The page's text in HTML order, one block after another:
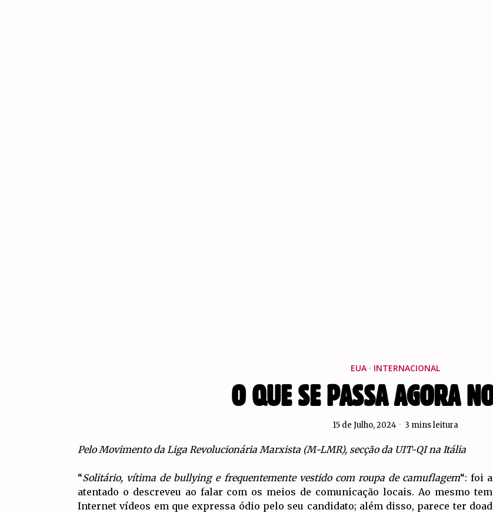
EUA · INTERNACIONAL
O QUE SE PASSA AGORA
15 de Julho, 2024 3 mins leitura
Pelo Movimento da Liga Revolucionária Marxista (M-LMR), secção da UIT-QI na Itália
“Solitário, vítima de bullying e frequentemente vestido com roupa de camuflagem“: foi
atentado o descreveu ao falar com os meios de comunicação locais. Ao mesmo
Internet vídeos em que expressa ódio pelo seu candidato; além disso, parece ter